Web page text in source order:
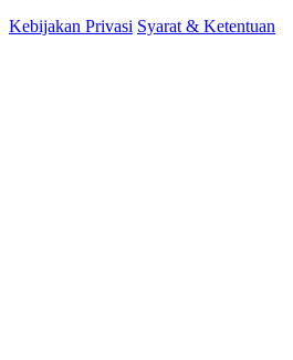
Kebijakan Privasi Syarat & Ketentuan